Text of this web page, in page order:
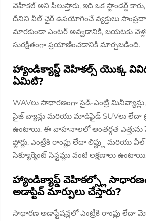
వెహికల్ అని పిలుస్తారు, ఇది ఒక స్టాండర్డ్
దీనిని వీల్ ఛైర్ ఉపయోగించే వ్యక్తులు
మారకుండా ఎంటర్ అవ్వడానికి, బయటకు
సురక్షితంగా ప్రయాణించడానికి మార్చబడింది.
హ్యాండిక్యాప్డ్ వెహికల్స్ యొక్క
ఏమిటి?
WAVలు సాధారణంగా సైడ్-ఎంట్రీ
సైజ్ వ్యాన్లు మరియు మాడిఫైడ్ SUVలు లేదా
ఉంటాయి. ఈ వాహనాలలో అంతర్గత ఎత్తును
ఫ్లోర్లు, ఎంట్రీకి రాంప్లు లేదా లిఫ్ట్లు మరియు వీల్
సెక్యూర్మెంట్ సిస్టమ్లు వంటి లక్షణాలు
హ్యాండిక్యాప్డ్ వెహికల్స్లో
అడాప్టివ్ మార్పులు చేస్తారు?
సాధారణ అడాప్టేషన్లలో ఎంట్రీకి రాంప్లు లేదా